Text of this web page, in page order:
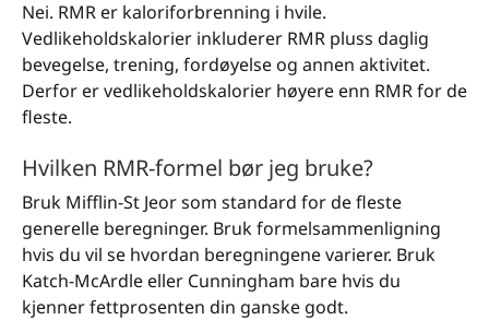
Nei. RMR er kaloriforbrenning i hvile.
Vedlikeholdskalorier inkluderer RMR pluss daglig
bevegelse, trening, fordøyelse og annen aktivitet.
Derfor er vedlikeholdskalorier høyere enn RMR for de
fleste.
Hvilken RMR-formel bør jeg bruke?
Bruk Mifflin-St Jeor som standard for de fleste
generelle beregninger. Bruk formelsammenligning
hvis du vil se hvordan beregningene varierer. Bruk
Katch-McArdle eller Cunningham bare hvis du
kjenner fettprosenten din ganske godt.